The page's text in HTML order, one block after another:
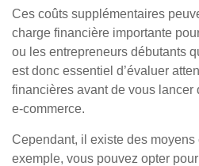
Ces coûts supplémentaires
charge financière importante
ou les entrepreneurs débutants
est donc essentiel d’évaluer
financières avant de vous lancer
e-commerce.
Cependant, il existe des
exemple, vous pouvez opter